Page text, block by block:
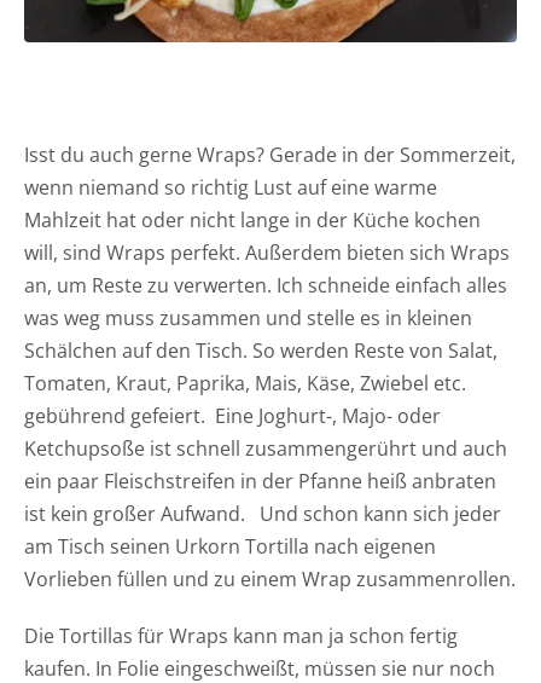
Isst du auch gerne Wraps? Gerade in der Sommerzeit,
wenn niemand so richtig Lust auf eine warme
Mahlzeit hat oder nicht lange in der Küche kochen
will, sind Wraps perfekt. Außerdem bieten sich Wraps
an, um Reste zu verwerten. Ich schneide einfach alles
was weg muss zusammen und stelle es in kleinen
Schälchen auf den Tisch. So werden Reste von Salat,
Tomaten, Kraut, Paprika, Mais, Käse, Zwiebel etc.
gebührend gefeiert. Eine Joghurt-, Majo- oder
Ketchupsoße ist schnell zusammengerührt und auch
ein paar Fleischstreifen in der Pfanne heiß anbraten
ist kein großer Aufwand. Und schon kann sich jeder
am Tisch seinen Urkorn Tortilla nach eigenen
Vorlieben füllen und zu einem Wrap zusammenrollen.
Die Tortillas für Wraps kann man ja schon fertig
kaufen. In Folie eingeschweißt, müssen sie nur noch